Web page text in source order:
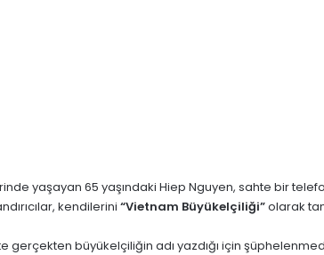
yaşayan 65 yaşındaki Hiep Nguyen, sahte bir
kendilerini “Vietnam Büyükelçiliği”olarak
gerçekten büyükelçiliğin adı yazdığı için